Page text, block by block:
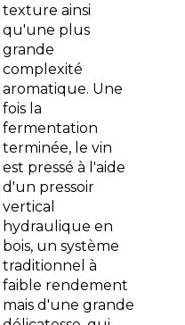
texture ainsi
qu'une plus
grande
complexité
aromatique. Une
fois la
fermentation
terminée, le vin
est pressé à l'aide
d'un pressoir
vertical
hydraulique en
bois, un système
traditionnel à
faible rendement
mais d'une grande